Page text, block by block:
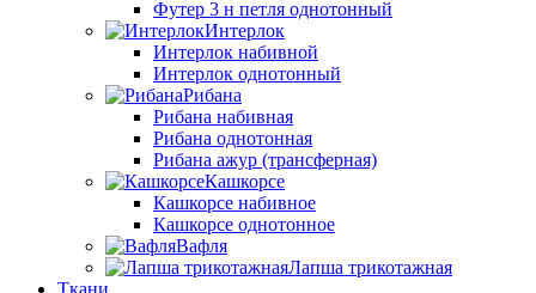
Футер 3 н петля однотонный
Интерлок
Интерлок набивной
Интерлок однотонный
Рибана
Рибана набивная
Рибана однотонная
Рибана ажур (трансферная)
Кашкорсе
Кашкорсе набивное
Кашкорсе однотонное
Вафля
Лапша трикотажная
Ткани